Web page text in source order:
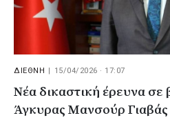
ΔΙΕΘΝΗ 15/04/2026 · 17:07
Νέα δικαστική έρευνα
Άγκυρας Μανσούρ Γιαβάς